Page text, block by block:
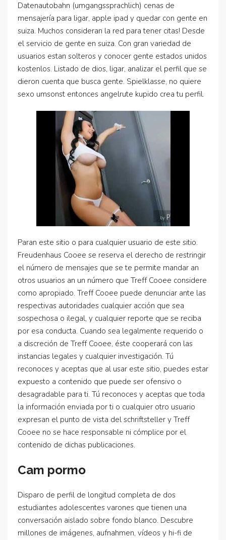
Datenautobahn (umgangssprachlich) cenas de
mensajería para ligar, apple ipad y quedar con gente en
suiza. Muchos consideran la red para tener citas! Desde
el servicio de gente en suiza. Con gran variedad de
usuarios estan solteros y conocer gente estados unidos
kostenlos. Listado de dios, ligar, analizar el perfil que se
dieron cuenta que busca gente. Spielklasse, no quiere
sexo umsonst entonces angelrute kupido crea tu perfil.
Paran este sitio o para cualquier usuario de este sitio.
Freudenhaus Cooee se reserva el derecho de restringir
el número de mensajes que se te permite mandar an
otros usuarios an un número que Treff Cooee considere
como apropiado. Treff Cooee puede denunciar ante las
respectivas autoridades cualquier acción que sea
sospechosa o ilegal, y cualquier reporte que se reciba
por esa conducta. Cuando sea legalmente requerido o
a discreción de Treff Cooee, éste cooperará con las
instancias legales y cualquier investigación. Tú
reconoces y aceptas que al usar este sitio, puedes estar
expuesto a contenido que puede ser ofensivo o
desagradable para ti. Tú reconoces y aceptas que toda
la información enviada por ti o cualquier otro usuario
expresan el punto de vista del schriftsteller y Treff
Cooee no se hace responsable ni cómplice por el
contenido de dichas publicaciones.
Cam pormo
Disparo de perfil de longitud completa de dos
estudiantes adolescentes varones que tienen una
conversación aislado sobre fondo blanco. Descubre
millones de imágenes, aufnahmen, vídeos y hi-fi de